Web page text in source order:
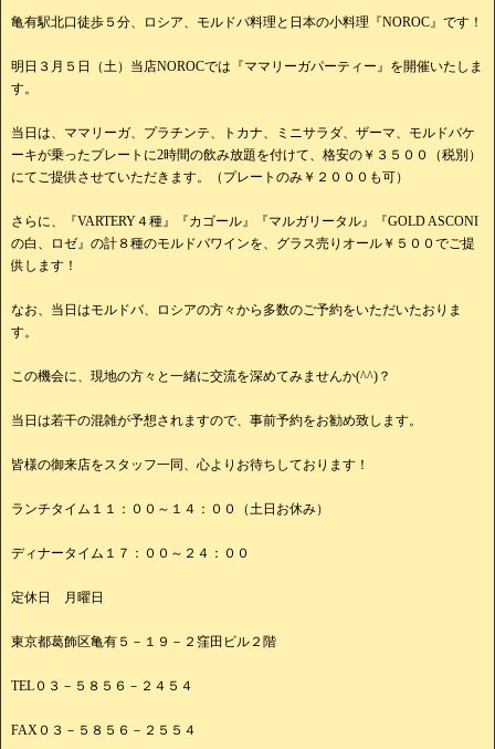
亀有駅北口徒歩５分、ロシア、モルドバ料理と日本の小料理『NOROC』です！
明日３月５日（土）当店NOROCでは『ママリーガパーティー』を開催いたしま
す。
当日は、ママリーガ、プラチンテ、トカナ、ミニサラダ、ザーマ、モルドバケ
ーキが乗ったプレートに2時間の飲み放題を付けて、格安の￥３５００（税別）
にてご提供させていただきます。（プレートのみ￥２０００も可）
さらに、『VARTERY４種』『カゴール』『マルガリータル』『GOLD ASCONI
の白、ロゼ』の計８種のモルドバワインを、グラス売りオール￥５００でご提
供します！
なお、当日はモルドバ、ロシアの方々から多数のご予約をいただいたおりま
す。
この機会に、現地の方々と一緒に交流を深めてみませんか(^^)？
当日は若干の混雑が予想されますので、事前予約をお勧め致します。
皆様の御来店をスタッフ一同、心よりお待ちしております！
ランチタイム１１：００～１４：００（土日お休み）
ディナータイム１７：００～２４：００
定休日 月曜日
東京都葛飾区亀有５－１９－２窪田ビル２階
TEL０３－５８５６－２４５４
FAX０３－５８５６－２５５４